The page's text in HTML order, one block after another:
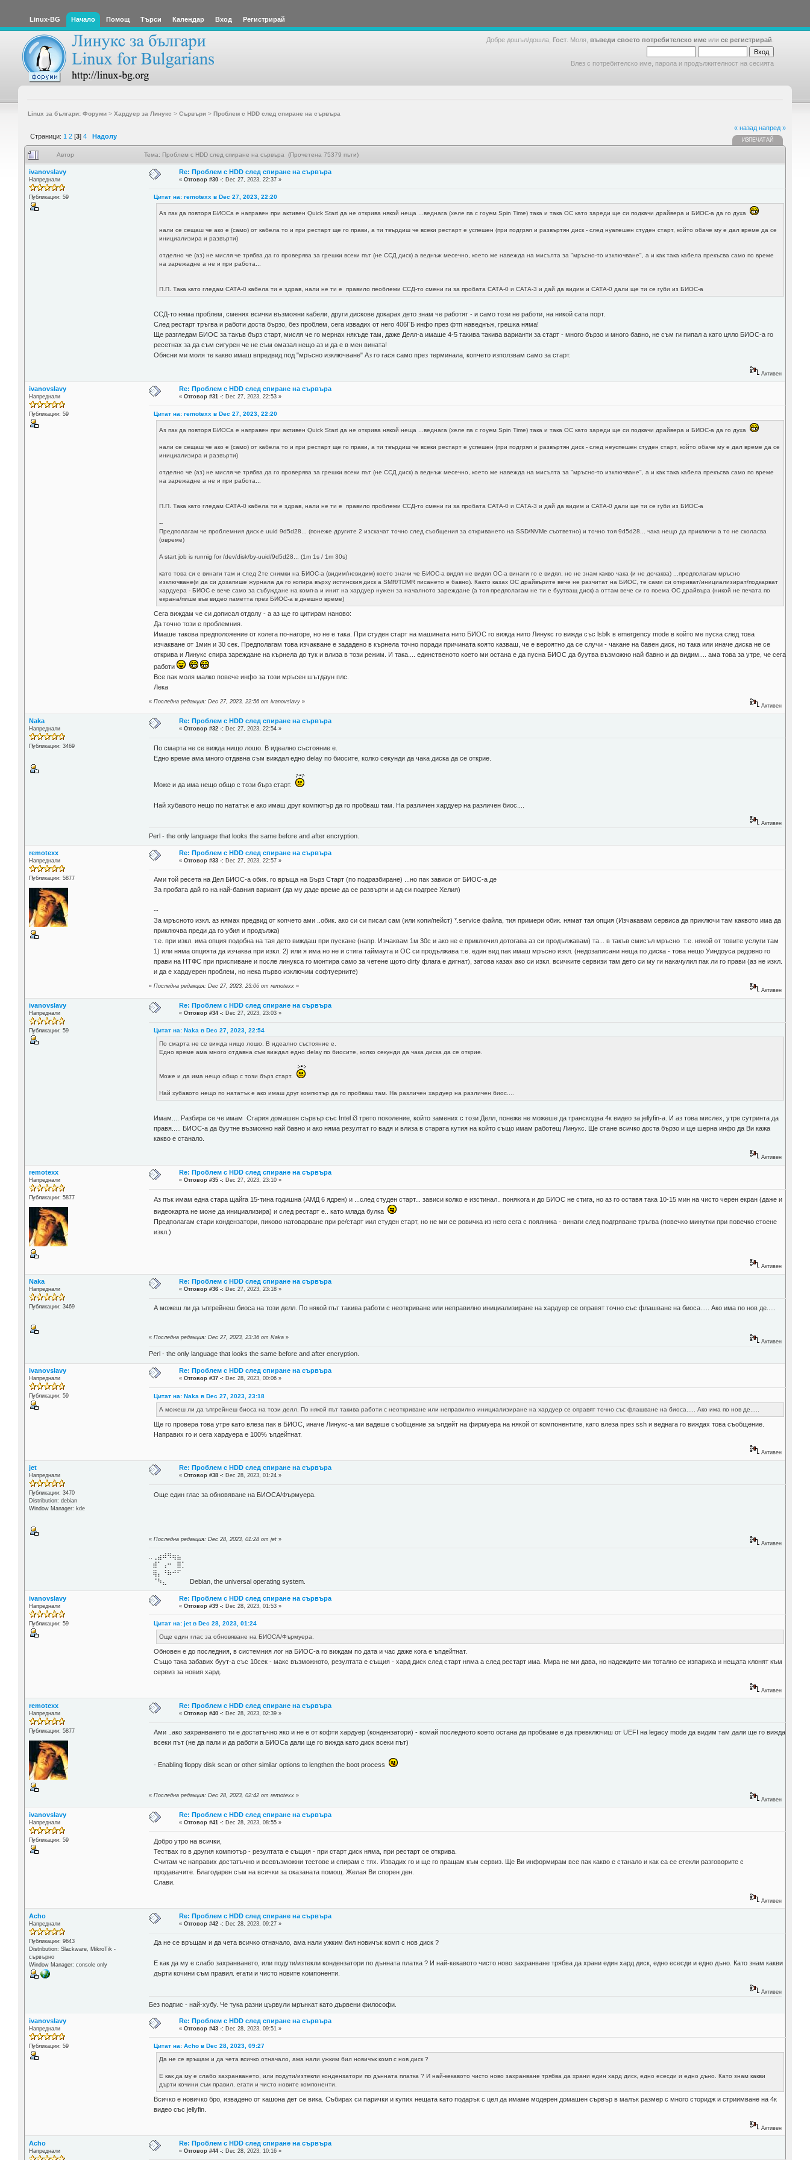
Linux-BG Начало Помощ Търси Календар Вход Регистрирай
Добре дошъл/дошла, Гост . Моля, въведи своето потребителско име или се регистрирай
Влез с потребителско име, парола и продължителност на сесията
Linux за българи: Форуми> Хардуер за Линукс > Сървъри> Проблем с HDD след спиране на сървъра
Страници: 1 2 [3] 4 Надолу
« назад напред »
ИЗПЕЧАТАЙ
Автор Тема: Проблем с HDD след спиране на сървъра (Прочетена 75379 пъти)
ivanovslavy
Напреднали
Публикации: 59
Re: Проблем с HDD след спиране на сървъра
«Отговор #30 -: Dec 27, 2023, 22:37 »
Цитат на: remotexx в Dec 27, 2023, 22:20
Аз пак да повторя БИОСа е направен при активен Quick Start да не открива някой неща ...веднага (хеле па с гоуем Spin Time) така и така ОС като зареди ще си подкачи драйвера и БИОС-а да го духа
нали се сещаш че ако е (само) от кабела то и при рестарт ще го прави, а ти твърдиш че всеки рестарт е успешен (при подгрял и развъртян диск - след нуапешен студен старт, който обаче му е дал време да се
инициализира и развърти)
отделно че (аз) не мисля че трябва да го проверява за грешки всеки път (не ССД диск) а веднъж месечно, което ме навежда на мисълта за "мръсно-то изключване", а и как така кабела прекъсва само по време
на зарежадне а не и при работа...
П.П. Така като гледам САТА-0 кабела ти е здрав, нали не ти е правило пеоблеми ССД-то смени ги за пробата САТА-0 и САТА-3 и дай да видим и САТА-0 дали ще ти се губи из БИОС-а
ССД-то няма проблем, сменях всички възможни кабели, други дискове докарах дето знам че работят - и само този не работи, на никой сата порт.
След рестарт тръгва и работи доста бързо, без проблем, сега извадих от него 406ГБ инфо през фтп наведнъж, грешка няма!
Ще разгледам БИОС за такъв бърз старт, мисля че го мернах някъде там, даже Делл-а имаше 4-5 такива такива варианти за старт - много бързо и много бавно, не съм ги пипал а като цяло БИОС-а го
ресетнах за да съм сигурен че не съм омазал нещо аз и да е в мен вината!
Обясни ми моля те какво имаш впредвид под "мръсно изключване" Аз го гася само през терминала, копчето използвам само за старт.
Активен
ivanovslavy
Напреднали
Публикации: 59
Re: Проблем с HDD след спиране на сървъра
«Отговор #31 -: Dec 27, 2023, 22:53 »
Цитат на: remotexx в Dec 27, 2023, 22:20
Аз пак да повторя БИОСа е направен при активен Quick Start да не открива някой неща ...веднага (хеле па с гоуем Spin Time) така и така ОС като зареди ще си подкачи драйвера и БИОС-а да го духа
нали се сещаш че ако е (само) от кабела то и при рестарт ще го прави, а ти твърдиш че всеки рестарт е успешен (при подгрял и развъртян диск - след неуспешен студен старт, който обаче му е дал време да се
инициализира и развърти)
отделно че (аз) не мисля че трябва да го проверява за грешки всеки път (не ССД диск) а веднъж месечно, което ме навежда на мисълта за "мръсно-то изключване", а и как така кабела прекъсва само по време
на зарежадне а не и при работа...
П.П. Така като гледам САТА-0 кабела ти е здрав, нали не ти е правило проблеми ССД-то смени ги за пробата САТА-0 и САТА-3 и дай да видим и САТА-0 дали ще ти се губи из БИОС-а
--
Предполагам че проблемния диск е uuid 9d5d28... (понеже другите 2 изскачат точно след съобщения за откриването на SSD/NVMe съответно) и точно тоя 9d5d28... чака нещо да приключи а то не сколасва
(овреме)
A start job is runnig for /dev/disk/by-uuid/9d5d28... (1m 1s / 1m 30s)
като това си е винаги там и след 2те снимки на БИОС-а (видим/невидим) което значи че БИОС-а видял не видял ОС-а винаги го е видял, но не знам какво чака (и не дочаква) ...предполагам мръсно
изключване(и да си дозапише журнала да го копира върху истинския диск а SMR/TDMR писането е бавно). Както казах ОС драйвърите вече не разчитат на БИОС, те сами си откриват/инициализират/подкарват
хардуера - БИОС е вече само за събуждане на комп-а и инит на хардуер нужен за началното зареждане (а тоя предполагам не ти е буутващ диск) а оттам вече си го поема ОС драйвъра (никой не печата по
екрана/пише във видео паметта през БИОС-а в днешно време)
Сега виждам че си дописал отдолу - а аз ще го цитирам наново:
Да точно този е проблемния.
Имаше такова предположение от колега по-нагоре, но не е така. При студен старт на машината нито БИОС го вижда нито Линукс го вижда със lsblk в emergency mode в който ме пуска след това
изчакване от 1мин и 30 сек. Предполагам това изчакване е зададено в кърнела точно поради причината която казваш, че е вероятно да се случи - чакане на бавен диск, но така или иначе диска не се
открива и Линукс спира зареждане на кърнела до тук и влиза в този режим. И така.... единственото което ми остана е да пусна БИОС да буутва възможно най бавно и да видим.... ама това за утре, че сега
работи
Все пак моля малко повече инфо за този мръсен шътдаун плс.
Лека
«Последна редакция: Dec 27, 2023, 22:56 от ivanovslavy »
Активен
Naka
Напреднали
Публикации: 3469
Re: Проблем с HDD след спиране на сървъра
«Отговор #32 -: Dec 27, 2023, 22:54 »
По смарта не се вижда нищо лошо. В идеално състояние е.
Едно време ама много отдавна съм виждал едно delay по биосите, колко секунди да чака диска да се открие.
Може и да има нещо общо с този бърз старт.
Най хубавото нещо по нататък е ако имаш друг компютър да го пробваш там. На различен хардуер на различен биос....
Активен
Perl - the only language that looks the same before and after encryption.
remotexx
Напреднали
Публикации: 5877
Re: Проблем с HDD след спиране на сървъра
«Отговор #33 -: Dec 27, 2023, 22:57 »
Ами той ресета на Дел БИОС-а обик. го връща на Бърз Старт (по подразбиране) ...но пак зависи от БИОС-а де
За пробата дай го на най-бавния вариант (да му даде време да се развърти и ад си подгрее Хелия)
--
За мръсното изкл. аз нямах предвид от копчето ами ..обик. ако си си писал сам (или копи/пейст) *.service файла, тия примери обик. нямат тая опция (Изчакавам сервиса да приключи там каквото има да
приключва преди да го убия и продължа)
т.е. при изкл. има опция подобна на тая дето виждаш при пускане (напр. Изчаквам 1м 30с и ако не е приключил дотогава аз си продължавам) та... в такъв смисъл мръсно т.е. някой от товите услуги там
1) или няма опцията да изчаква при изкл. 2) или я има но не и стига таймаута и ОС си продължава т.е. един вид пак имаш мръсно изкл. (недозаписани неща по диска - това нещо Уиндоуса редовно го
прави на НТФС при приспиване и после линукса го монтира само за четене щото dirty флага е дигнат), затова казах ако си изкл. всичките сервизи там дето си му ги накачулил пак ли го прави (аз не изкл.
и да е хардуерен проблем, но нека първо изключим софтуерните)
«Последна редакция: Dec 27, 2023, 23:06 от remotexx »
Активен
ivanovslavy
Напреднали
Публикации: 59
Re: Проблем с HDD след спиране на сървъра
«Отговор #34 -: Dec 27, 2023, 23:03 »
Цитат на: Naka в Dec 27, 2023, 22:54
По смарта не се вижда нищо лошо. В идеално състояние е.
Едно време ама много отдавна съм виждал едно delay по биосите, колко секунди да чака диска да се открие.
Може и да има нещо общо с този бърз старт.
Най хубавото нещо по нататък е ако имаш друг компютър да го пробваш там. На различен хардуер на различен биос....
Имам.... Разбира се че имам Стария домашен сървър със Intel i3 трето поколение, който замених с този Делл, понеже не можеше да транскодва 4к видео за jellyfin-a. И аз това мислех, утре сутринта да
правя..... БИОС-а да буутне възможно най бавно и ако няма резултат го вадя и влиза в старата кутия на който също имам работещ Линукс. Ще стане всичко доста бързо и ще шерна инфо да Ви кажа
какво е станало.
Активен
remotexx
Напреднали
Публикации: 5877
Re: Проблем с HDD след спиране на сървъра
«Отговор #35 -: Dec 27, 2023, 23:10 »
Аз пък имам една стара щайга 15-тина годишна (АМД 6 ядрен) и ...след студен старт... зависи колко е изстинал.. понякога и до БИОС не стига, но аз го оставя така 10-15 мин на чисто черен екран (даже и
видеокарта не може да инициализира) и след рестарт е.. като млада булка
Предполагам стари кондензатори, пиково натоварване при ре/старт иил студен старт, но не ми се ровичка из него сега с поялника - винаги след подгряване тръгва (повечко минутки при повечко стоене
изкл.)
Активен
Naka
Напреднали
Публикации: 3469
Re: Проблем с HDD след спиране на сървъра
«Отговор #36 -: Dec 27, 2023, 23:18 »
А можеш ли да ъпгрейнеш биоса на този делл. По някой път такива работи с неоткриване или неправилно инициализиране на хардуер се оправят точно със флашване на биоса..... Ако има по нов де.....
«Последна редакция: Dec 27, 2023, 23:36 от Naka »
Активен
Perl - the only language that looks the same before and after encryption.
ivanovslavy
Напреднали
Публикации: 59
Re: Проблем с HDD след спиране на сървъра
«Отговор #37 -: Dec 28, 2023, 00:06 »
Цитат на: Naka в Dec 27, 2023, 23:18
А можеш ли да ъпгрейнеш биоса на този делл. По някой път такива работи с неоткриване или неправилно инициализиране на хардуер се оправят точно със флашване на биоса..... Ако има по нов де.....
Ще го провера това утре като влеза пак в БИОС, иначе Линукс-а ми вадеше съобщение за ъпдейт на фирмуера на някой от компонентите, като влеза през ssh и веднага го виждах това съобщение.
Направих го и сега хардуера е 100% ъпдейтнат.
Активен
jet
Напреднали
Публикации: 3470
Distribution: debian
Window Manager: kde
Re: Проблем с HDD след спиране на сървъра
«Отговор #38 -: Dec 28, 2023, 01:24 »
Още един глас за обновяване на БИОСА/Фърмуера.
«Последна редакция: Dec 28, 2023, 01:28 от jet »
Активен
..⢀⣴⠾⠻⢶⣦⠀
⣾⠁⢠⠒⠀⣿⡁
⢿⡄⠘⠷⠚⠋
⠈⠳⣄⠀⠀⠀⠀ Debian, the universal operating system.
ivanovslavy
Напреднали
Публикации: 59
Re: Проблем с HDD след спиране на сървъра
«Отговор #39 -: Dec 28, 2023, 01:53 »
Цитат на: jet в Dec 28, 2023, 01:24
Още един глас за обновяване на БИОСА/Фърмуера.
Обновен е до последния, в системния лог на БИОС-а го виждам по дата и час даже кога е ъпдейтнат.
Също така забавих буут-а със 10сек - макс възможното, резултата е същия - хард диск след старт няма а след рестарт има. Мира не ми дава, но надеждите ми тотално се изпариха и нещата клонят към
сервиз за новия хард.
Активен
remotexx
Напреднали
Публикации: 5877
Re: Проблем с HDD след спиране на сървъра
«Отговор #40 -: Dec 28, 2023, 02:39 »
Ами ..ако захранването ти е достатъчно яко и не е от кофти хардуер (кондензатори) - комай последното което остана да пробваме е да превключиш от UEFI на legacy mode да видим там дали ще го вижда
всеки път (не да пали и да работи а БИОСа дали ще го вижда като диск всеки път)
- Enabling floppy disk scan or other similar options to lengthen the boot process
«Последна редакция: Dec 28, 2023, 02:42 от remotexx »
Активен
ivanovslavy
Напреднали
Публикации: 59
Re: Проблем с HDD след спиране на сървъра
«Отговор #41 -: Dec 28, 2023, 08:55 »
Добро утро на всички,
Тествах го в другия компютър - резултата е същия - при старт диск няма, при рестарт се открива.
Считам че направих достатъчно и всевъзможни тестове и спирам с тях. Извадих го и ще го пращам към сервиз. Ще Ви информирам все пак какво е станало и как са се стекли разговорите с
продавачите. Благодарен съм на всички за оказаната помощ. Желая Ви спорен ден.
Слави.
Активен
Acho
Напреднали
Публикации: 9643
Distribution: Slackware, MikroTik -
сървърно
Window Manager: console only
Re: Проблем с HDD след спиране на сървъра
«Отговор #42 -: Dec 28, 2023, 09:27 »
Да не се връщам и да чета всичко отначало, ама нали ужким бил новичък комп с нов диск ?
Е как да му е слабо захранването, или подути/изтекли кондензатори по дънната платка ? И най-кекавото чисто ново захранване трябва да храни един хард диск, едно есесди и едно дъно. Като знам какви
дърти кочини съм правил. егати и чисто новите компоненти.
Активен
Без подпис - най-хубу. Че тука разни цървули мрънкат като дървени философи.
ivanovslavy
Напреднали
Публикации: 59
Re: Проблем с HDD след спиране на сървъра
«Отговор #43 -: Dec 28, 2023, 09:51 »
Цитат на: Acho в Dec 28, 2023, 09:27
Да не се връщам и да чета всичко отначало, ама нали ужким бил новичък комп с нов диск ?
Е как да му е слабо захранването, или подути/изтекли кондензатори по дънната платка ? И най-кекавото чисто ново захранване трябва да храни един хард диск, едно есесди и едно дъно. Като знам какви
дърти кочини съм правил. егати и чисто новите компоненти.
Всичко е новичко бро, извадено от кашона дет се вика. Събирах си парички и купих нещата като подарък с цел да имаме модерен домашен сървър в малък размер с много сторидж и стриимване на 4к
видео със jellyfin.
Активен
Acho
Напреднали
Re: Проблем с HDD след спиране на сървъра
«Отговор #44 -: Dec 28, 2023, 10:16 »